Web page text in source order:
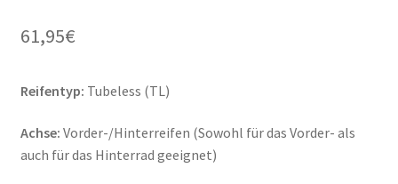
61,95€
Reifentyp: Tubeless (TL)
Achse: Vorder-/Hinterreifen (Sowohl für das Vorder- als
auch für das Hinterrad geeignet)